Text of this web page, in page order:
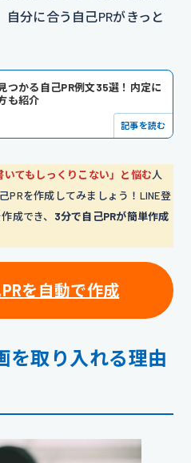
分に合う自己PRがきっと
つかる自己PR例文35選！内定に
も紹介
記事を読む
てもしっくりこない」と悩む人
PRを作成してみましょう！LINE登
成でき、 3分で自己PRが簡単作成
を自動で作成
を取り入れる理由